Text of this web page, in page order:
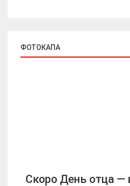
ФОТОКАПА
Скоро День отца —